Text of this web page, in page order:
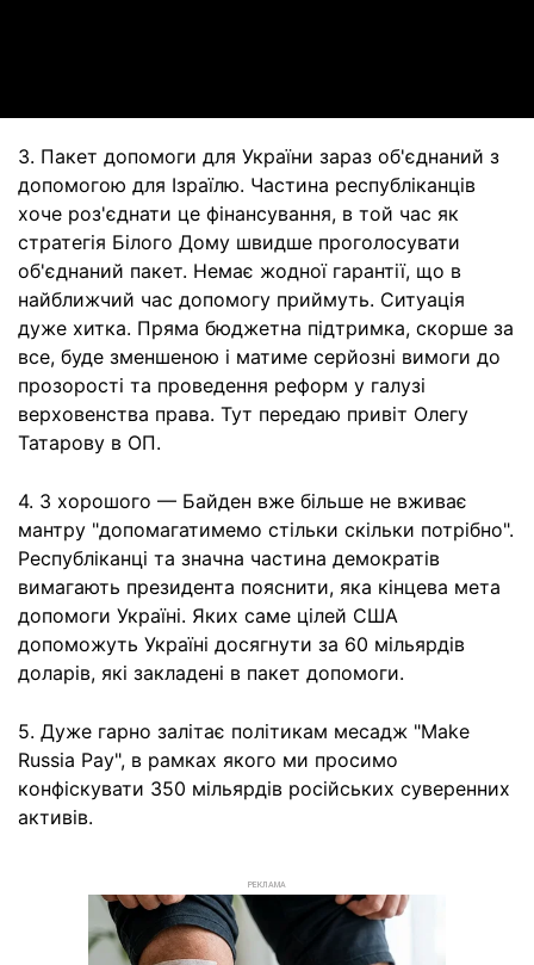
3. Пакет допомоги для України зараз об'єднаний з
допомогою для Ізраїлю. Частина республіканців
хоче роз'єднати це фінансування, в той час як
стратегія Білого Дому швидше проголосувати
об'єднаний пакет. Немає жодної гарантії, що в
найближчий час допомогу приймуть. Ситуація
дуже хитка. Пряма бюджетна підтримка, скорше за
все, буде зменшеною і матиме серйозні вимоги до
прозорості та проведення реформ у галузі
верховенства права. Тут передаю привіт Олегу
Татарову в ОП.
4. З хорошого — Байден вже більше не вживає
мантру "допомагатимемо стільки скільки потрібно".
Республіканці та значна частина демократів
вимагають президента пояснити, яка кінцева мета
допомоги Україні. Яких саме цілей США
допоможуть Україні досягнути за 60 мільярдів
доларів, які закладені в пакет допомоги.
5. Дуже гарно залітає політикам месадж "Make
Russia Pay", в рамках якого ми просимо
конфіскувати 350 мільярдів російських суверенних
активів.
РЕКЛАМА